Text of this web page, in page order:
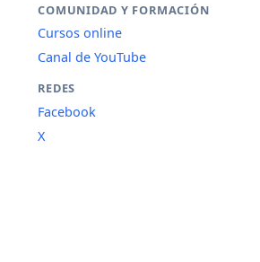
COMUNIDAD Y FORMACIÓN
Cursos online
Canal de YouTube
REDES
Facebook
X